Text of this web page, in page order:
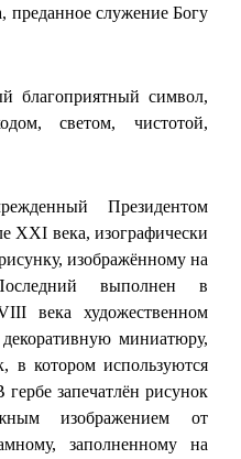
преданное служение Богу
благоприятный символ,
светом, чистотой,
Президентом
XXI века, изографически
изображённому на
выполнен в
века художественном
миниатюру,
в котором используются
запечатлён рисунок
изображением от
заполненному на